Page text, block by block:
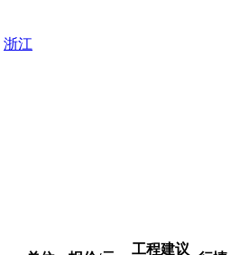
浙江
工程建议